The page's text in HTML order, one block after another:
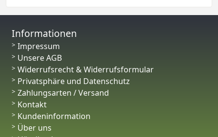
Informationen
Impressum
Unsere AGB
Widerrufsrecht & Widerrufsformular
Privatsphäre und Datenschutz
Zahlungsarten / Versand
Kontakt
Kundeninformation
Über uns